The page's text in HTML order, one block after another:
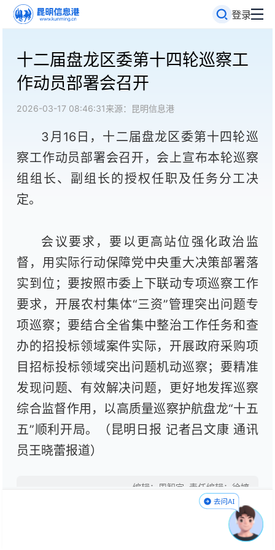
登录
十二届盘龙区委第十四轮巡察工
作动员部署会召开
2026-03-17 08:46:31来源：昆明信息港
3月16日，十二届盘龙区委第十四轮巡
察工作动员部署会召开，会上宣布本轮巡察
组组长、副组长的授权任职及任务分工决
定。
会议要求，要以更高站位强化政治监
督，用实际行动保障党中央重大决策部署落
实到位；要按照市委上下联动专项巡察工作
要求，开展农村集体“三资”管理突出问题专
项巡察；要结合全省集中整治工作任务和查
办的招投标领域案件实际，开展政府采购项
目招标投标领域突出问题机动巡察；要精准
发现问题、有效解决问题，更好地发挥巡察
综合监督作用，以高质量巡察护航盘龙“十五
五”顺利开局。（昆明日报 记者吕文康 通讯
员王晓蕾报道）
编辑：周智宇责任编辑：徐婷